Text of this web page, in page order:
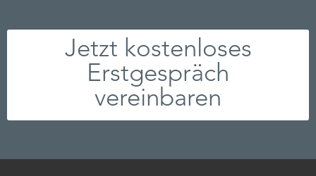
Jetzt kostenloses
Erstgespräch
vereinbaren